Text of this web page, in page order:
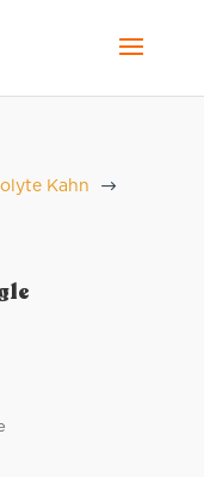
Kahn $